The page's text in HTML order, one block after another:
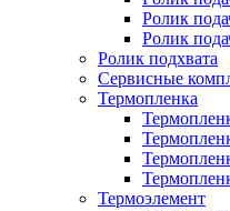
Ролик
Ролик
Ролик подхвата
Сервисные
Термопленка
Термоэлемент